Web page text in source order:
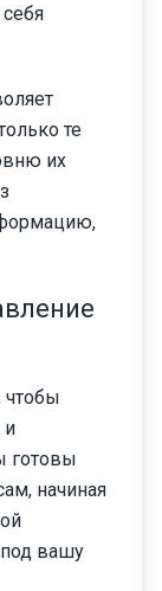
те
их
и
готовы
начиная
вашу